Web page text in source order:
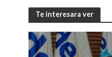
Te interesara ver